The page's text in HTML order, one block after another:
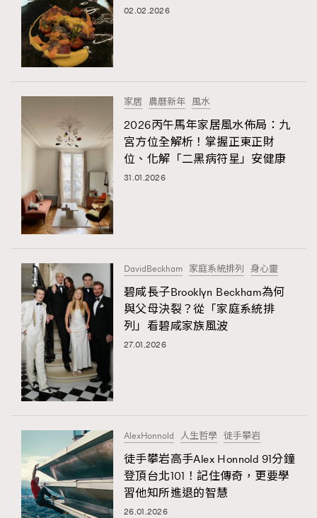
02.02.2026
家居 農曆新年 風水
2026丙午馬年家居風水佈局：九
宮方位全解析！掌握正東正財
位、化解「二黑病符星」安健康
31.01.2026
DavidBeckham 家庭系統排列 身心靈
碧咸長子Brooklyn Beckham為何
與父母決裂？從「家庭系統排
列」看碧咸家族風波
27.01.2026
AlexHonnold 人生哲學 徒手攀岩
徒手攀岩高手Alex Honnold 91分鐘
登頂台北101！記住傳奇，更要學
習他知所進退的智慧
26.01.2026